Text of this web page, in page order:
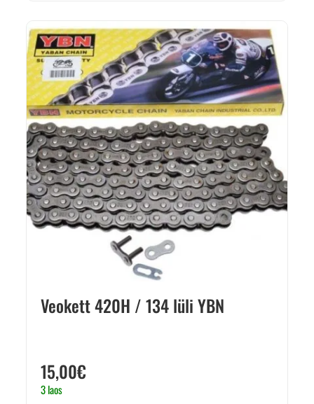
Veokett 420H / 134 lüli YBN
15,00€
3 laos